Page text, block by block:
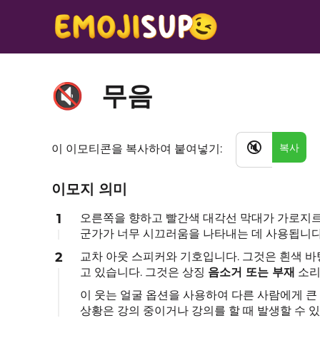
🔇 무음
이 이모티콘을 복사하여 붙여넣기: 🔇 복사
이모지 의미
1
오른쪽을 향하고 빨간색 대각선 막대가 가로지
군가가 너무 시끄러움을 나타내는 데 사용됩니
2
교차 아웃 스피커와 기호입니다. 그것은 흰색
고 있습니다. 그것은 상징 음소거 또는 부재 소
이 웃는 얼굴 옵션을 사용하여 다른 사람에게
상황은 강의 중이거나 강의를 할 때 발생할 수